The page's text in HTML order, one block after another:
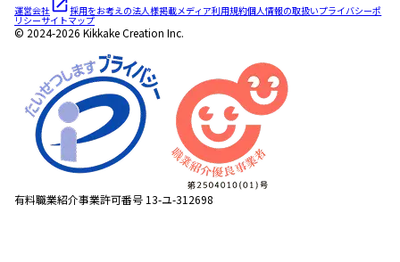
運営会社 採用をお考えの法人様掲載メディア利用規約個人情報の取扱いプライバシーポ
リシーサイトマップ
© 2024-2026 Kikkake Creation Inc.
有料職業紹介事業許可番号 13-ユ-312698